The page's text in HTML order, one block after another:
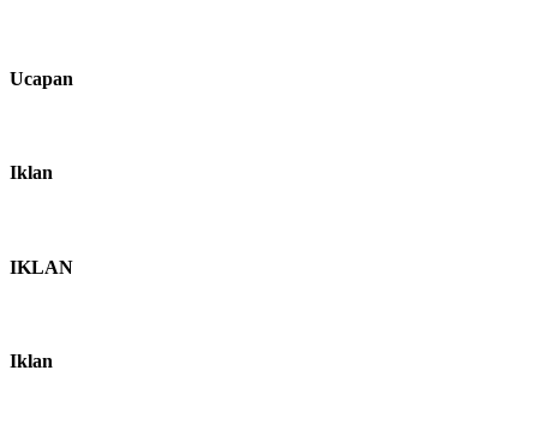
Ucapan
Iklan
IKLAN
Iklan